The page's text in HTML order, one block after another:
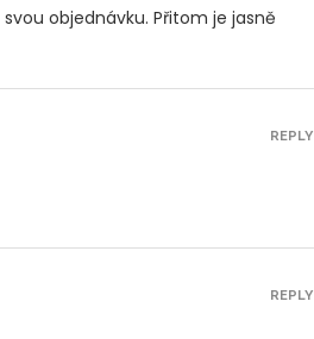
objednávku. Přitom je jasně
REPLY
REPLY